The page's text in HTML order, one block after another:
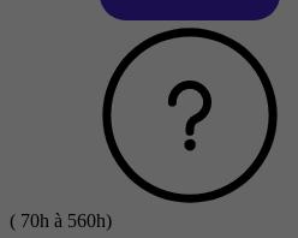
( 70h à 560h)